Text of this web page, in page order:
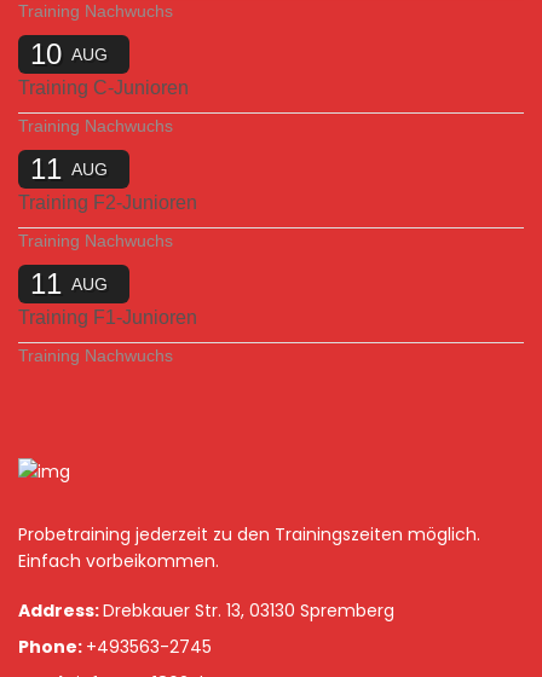
Training Nachwuchs
10 AUG
Training C-Junioren
Training Nachwuchs
11 AUG
Training F2-Junioren
Training Nachwuchs
11 AUG
Training F1-Junioren
Training Nachwuchs
Probetraining jederzeit zu den Trainingszeiten möglich.
Einfach vorbeikommen.
Address:Drebkauer Str. 13, 03130 Spremberg
Phone: +493563-2745